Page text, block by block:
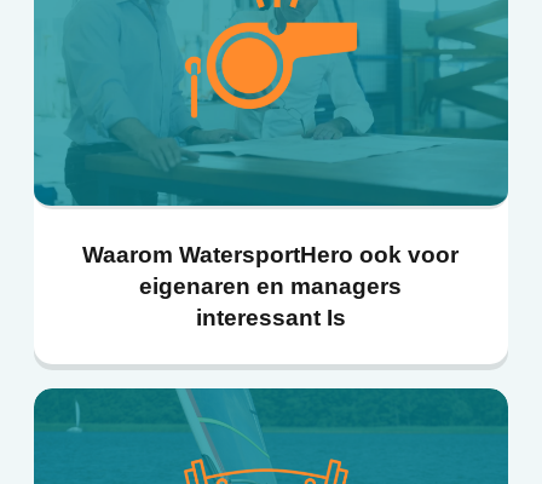
Waarom WatersportHero ook voor
eigenaren en managers
interessant Is